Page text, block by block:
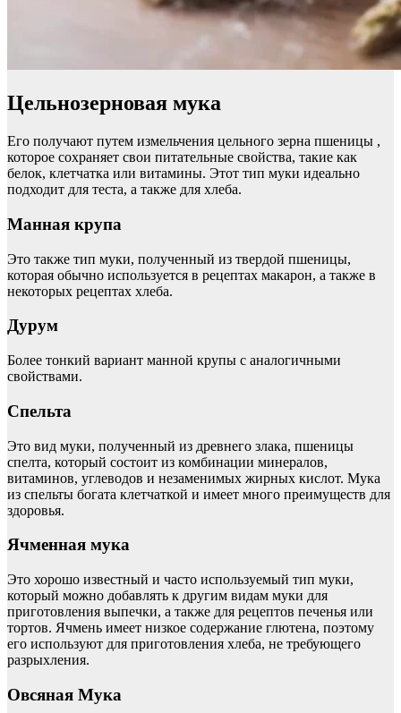
Цельнозерновая мука
Его получают путем измельчения цельного зерна пшеницы ,
которое сохраняет свои питательные свойства, такие как
белок, клетчатка или витамины. Этот тип муки идеально
подходит для теста, а также для хлеба.
Манная крупа
Это также тип муки, полученный из твердой пшеницы,
которая обычно используется в рецептах макарон, а также в
некоторых рецептах хлеба.
Дурум
Более тонкий вариант манной крупы с аналогичными
свойствами.
Спельта
Это вид муки, полученный из древнего злака, пшеницы
спелта, который состоит из комбинации минералов,
витаминов, углеводов и незаменимых жирных кислот. Мука
из спельты богата клетчаткой и имеет много преимуществ для
здоровья.
Ячменная мука
Это хорошо известный и часто используемый тип муки,
который можно добавлять к другим видам муки для
приготовления выпечки, а также для рецептов печенья или
тортов. Ячмень имеет низкое содержание глютена, поэтому
его используют для приготовления хлеба, не требующего
разрыхления.
Овсяная Мука